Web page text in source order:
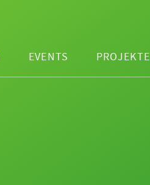
EVENTS PROJEKTE